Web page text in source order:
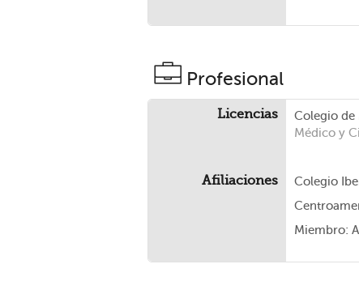
Profesional
Licencias Colegio de
Médico y
Afiliaciones
Colegio
Miembro: